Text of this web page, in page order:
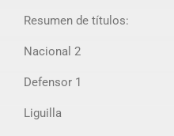
Resumen de títulos:
Nacional 2
Defensor 1
Liguilla